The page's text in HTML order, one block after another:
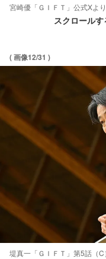
宮崎優「ＧＩＦＴ」公式Xより
スクロール
( 画像12/31 )
堤真一「ＧＩＦＴ」第5話（C